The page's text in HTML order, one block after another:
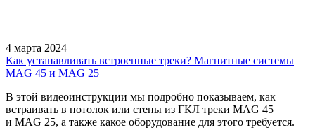
4 марта 2024
Как устанавливать встроенные треки? Магнитные системы
MAG 45 и MAG 25
В этой видеоинструкции мы подробно показываем, как
встраивать в потолок или стены из ГКЛ треки MAG 45
и MAG 25, а также какое оборудование для этого требуется.